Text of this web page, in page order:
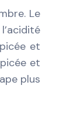
Le
et
et
plus